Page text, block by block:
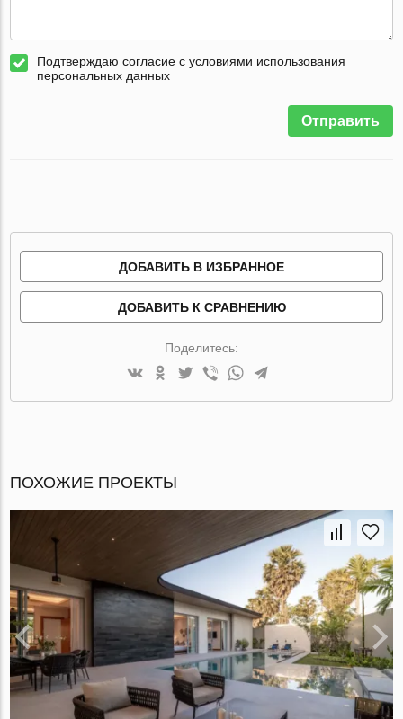
Подтверждаю согласие с условиями использования
персональных данных
Отправить
ДОБАВИТЬ В ИЗБРАННОЕ
ДОБАВИТЬ К СРАВНЕНИЮ
Поделитесь:
ПОХОЖИЕ ПРОЕКТЫ